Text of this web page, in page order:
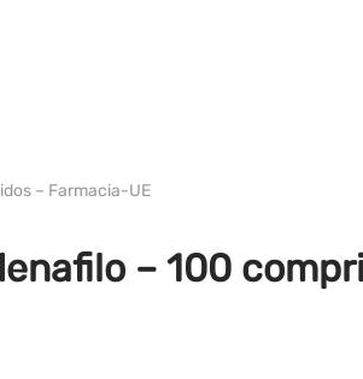
– Farmacia-UE
– 100